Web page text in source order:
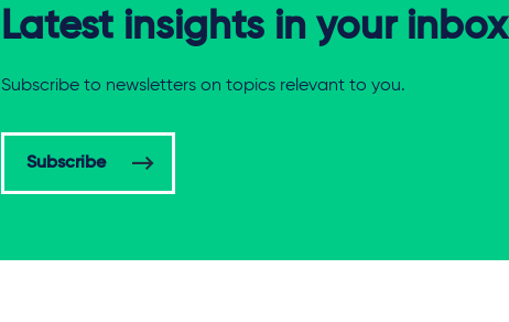
Latest insights in your inbox
Subscribe to newsletters on topics relevant to you.
Subscribe